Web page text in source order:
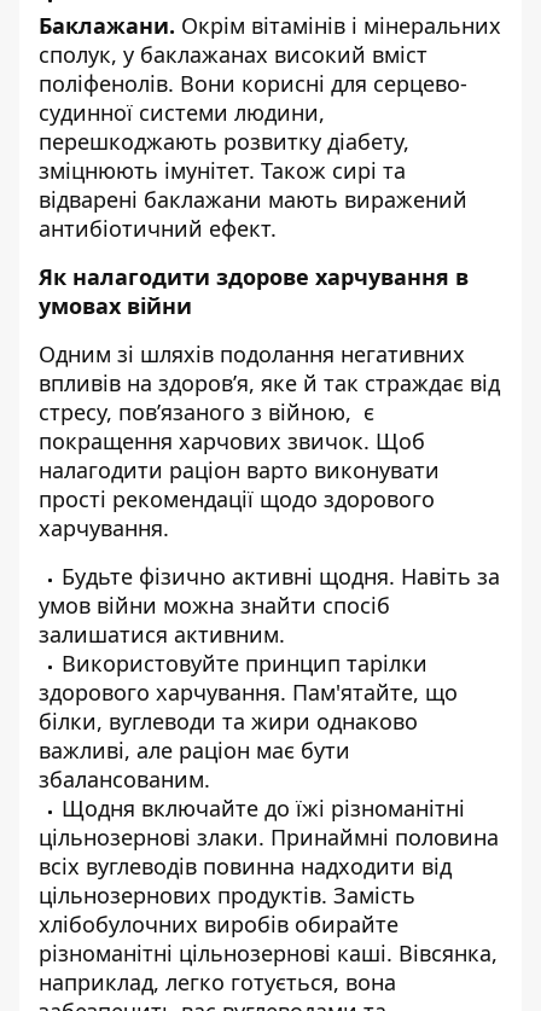
Баклажани. Окрім вітамінів і мінеральних
сполук, у баклажанах високий вміст
поліфенолів. Вони корисні для серцево-
судинної системи людини,
перешкоджають розвитку діабету,
зміцнюють імунітет. Також сирі та
відварені баклажани мають виражений
антибіотичний ефект.
Як налагодити здорове харчування в
умовах війни
Одним зі шляхів подолання негативних
впливів на здоров’я, яке й так страждає від
стресу, пов’язаного з війною, є
покращення харчових звичок. Щоб
налагодити раціон варто виконувати
прості рекомендації щодо здорового
харчування.
Будьте фізично активні щодня. Навіть за
умов війни можна знайти спосіб
залишатися активним.
Використовуйте принцип тарілки
здорового харчування. Пам'ятайте, що
білки, вуглеводи та жири однаково
важливі, але раціон має бути
збалансованим.
Щодня включайте до їжі різноманітні
цільнозернові злаки. Принаймні половина
всіх вуглеводів повинна надходити від
цільнозернових продуктів. Замість
хлібобулочних виробів обирайте
різноманітні цільнозернові каші. Вівсянка,
наприклад, легко готується, вона